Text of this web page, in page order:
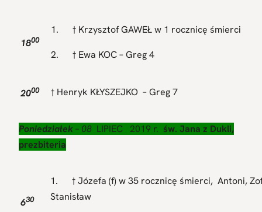
1800
1. † Krzysztof GAWEŁ w 1 rocznicę śmierci
2. † Ewa KOC – Greg 4
2000 † Henryk KŁYSZEJKO – Greg 7
Poniedziałek– 08 LIPIEC 2019 r. św. Jana z Dukli,
prezbiteria
630
1. † Józefa (f) w 35 rocznicę śmierci, Antoni,
Stanisław